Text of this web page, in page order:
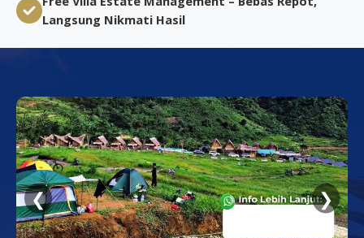
Langsung Nikmati Hasil
❮ ❯